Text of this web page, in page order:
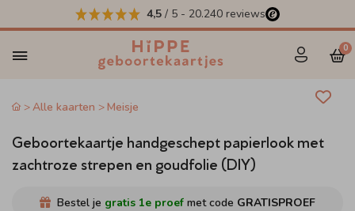
4,5 / 5 - 20.240 reviews
0
Alle kaarten Meisje
Geboortekaartje handgeschept papierlook met
zachtroze strepen en goudfolie (DIY)
Bestel je gratis 1e proef met code GRATISPROEF